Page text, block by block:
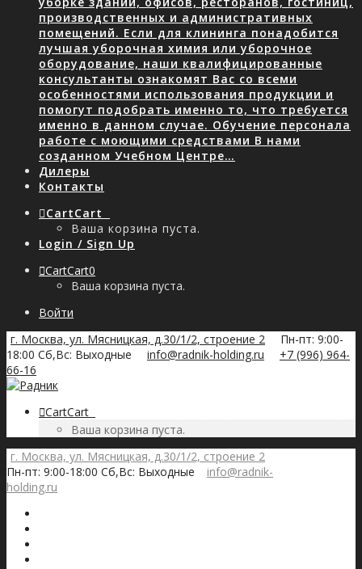
производственных и административных
помещений. Если для клининга понадобится
лучшая уборочная химия или уборочное
оборудование, наши квалифицированные
консультанты ознакомят Вас со всеми
особенностями использования продукции и
помогут подобрать именно то, что требуется
именно в данном случае. Обучение персонала
работе с моющими средствами В нами
созданном Учебном Центре…
Дилеры
Контакты
CartCart
Ваша корзина пуста.
Login / Sign Up
CartCart0
Ваша корзина пуста.
Войти
г. Москва, ул. Мясницкая, д.30/1/2, строение 2
Пн-пт: 9:00-
18:00 Сб,Вс: Выходные
info@radnik-holding.ru
+7 (996) 964-
66-16
CartCart
Ваша корзина пуста.
г. Москва, ул. Мясницкая, д.30/1/2, строение 2
Пн-пт: 9:00-18:00 Сб,Вс: Выходные
info@radnik-
holding.ru